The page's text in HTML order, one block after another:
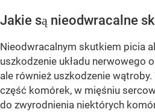
Jakie są nieodwracalne
Nieodwracalnym skutkiem picia
uszkodzenie układu nerwowego
ale również uszkodzenie
część komórek, w mięśniu
do zwyrodnienia niektórych